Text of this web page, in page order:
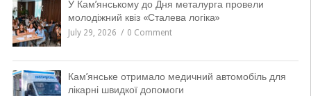
У Кам’янському до Дня металурга провели
молодіжний квіз «Сталева логіка»
July 29, 2026 0 Comment
Кам’янське отримало медичний автомобіль для
лікарні швидкої допомоги